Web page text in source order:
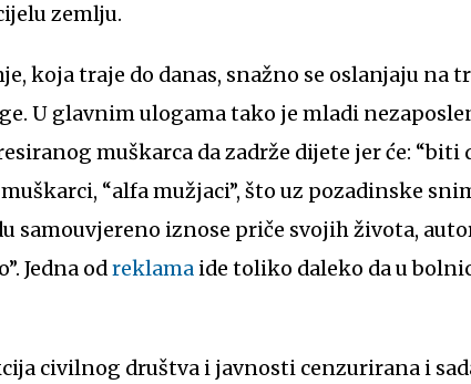
zemlju.
koja traje do danas, snažno se oslanjaju na
U glavnim ulogama tako je mladi
muškarca da zadrže dijete jer će: “biti
“alfa mužjaci”, što uz pozadinske
samouvjereno iznose priče svojih života,
Jedna odreklama ide toliko daleko da u
civilnog društva i javnosti cenzurirana i